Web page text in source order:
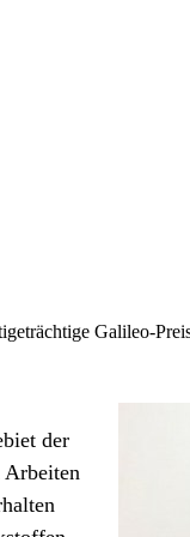
Galileo-
der
Arbeiten